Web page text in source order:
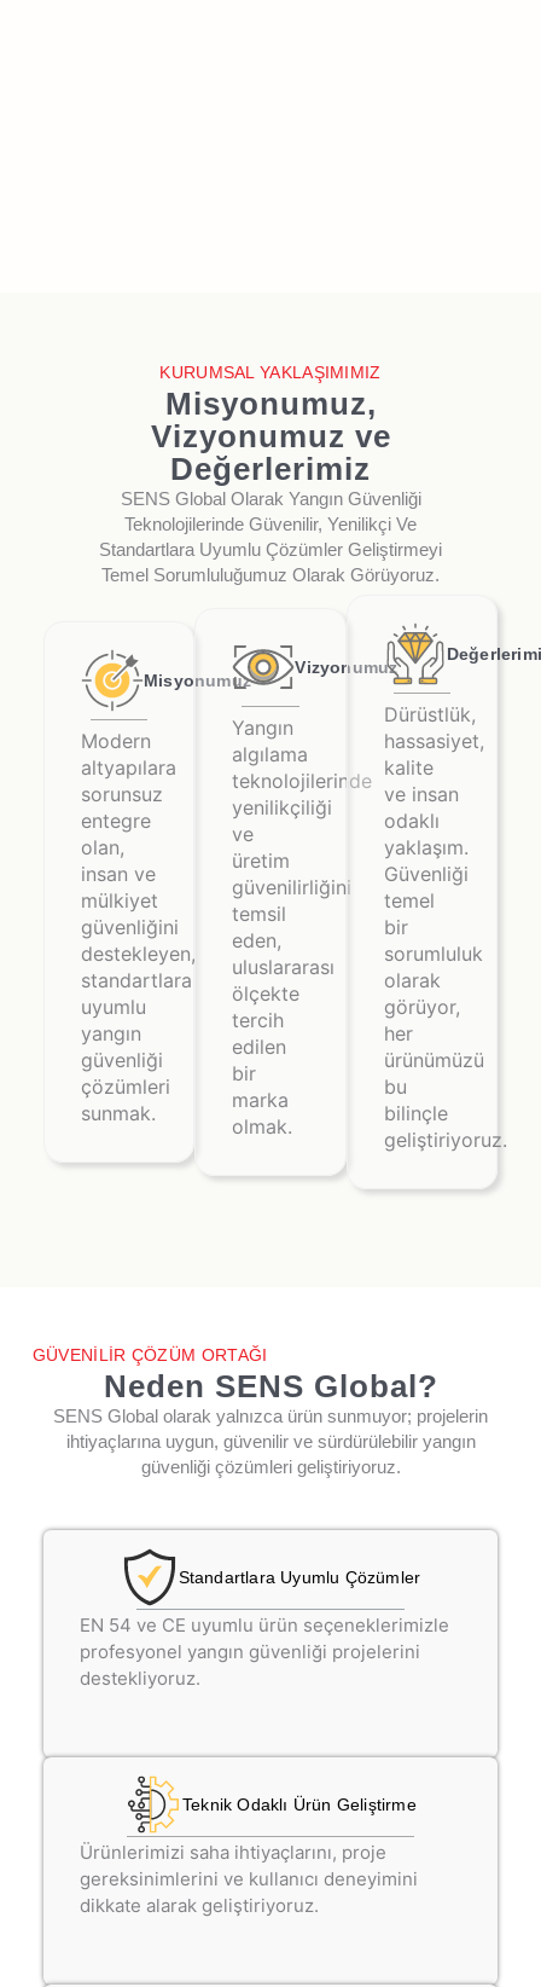
KURUMSAL YAKLAŞIMIMIZ
Misyonumuz,
Vizyonumuz ve
Değerlerimiz
SENS Global Olarak Yangın Güvenliği
Teknolojilerinde Güvenilir, Yenilikçi Ve
Standartlara Uyumlu Çözümler Geliştirmeyi
Temel Sorumluluğumuz Olarak Görüyoruz.
Misyonumuz
Modern
altyapılara
sorunsuz
entegre
olan,
insan ve
mülkiyet
güvenliğini
destekleyen,
standartlara
uyumlu
yangın
güvenliği
çözümleri
sunmak.
Vizyonumuz
Yangın
algılama
teknolojilerinde
yenilikçiliği
ve
üretim
güvenilirliğini
temsil
eden,
uluslararası
ölçekte
tercih
edilen
bir
marka
olmak.
Dürüstlük,
hassasiyet,
kalite
ve insan
odaklı
yaklaşım.
Güvenliği
temel
bir
sorumluluk
olarak
görüyor,
her
ürünümüzü
bu
bilinçle
geliştiriyoruz.
GÜVENİLİR ÇÖZÜM ORTAĞI
Neden SENS Global?
SENS Global olarak yalnızca ürün sunmuyor; projelerin
ihtiyaçlarına uygun, güvenilir ve sürdürülebilir yangın
güvenliği çözümleri geliştiriyoruz.
Standartlara Uyumlu Çözümler
EN 54 ve CE uyumlu ürün seçeneklerimizle
profesyonel yangın güvenliği projelerini
destekliyoruz.
Teknik Odaklı Ürün Geliştirme
Ürünlerimizi saha ihtiyaçlarını, proje
gereksinimlerini ve kullanıcı deneyimini
dikkate alarak geliştiriyoruz.